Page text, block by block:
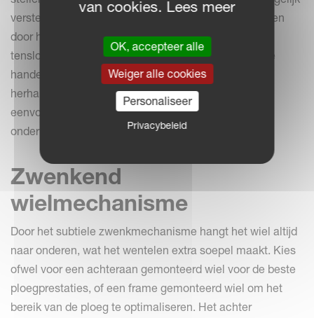
versteld. Deze hebben dus altijd dezelfde diepte, zitten
door het stelmechanisme altijd aan de ploeg en zijn
tenslotte veel sneller in te stellen. Door deze simpele
handeling bij elke ploegboom slechts 1x te hoeven
herhalen bespaart u veel tijd en is de ploeg veel
eenvoudiger perfect afgesteld voor het perfect
onderwerken van gewasresten.
Zwenkend
wielmechanisme
Door het subtiele zwenkmechanisme hangt het wiel altijd
naar onderen, wat het wentelen extra soepel maakt. Kies
ofwel voor een achteraan gemonteerd wiel voor de beste
ploegprestaties, of een frame gemonteerd wiel om het
bereik van de ploeg te optimaliseren. Het achter
van cookies. Lees meer
OK, accepteer alle
Weiger alle cookies
Personaliseer
Privacybeleid